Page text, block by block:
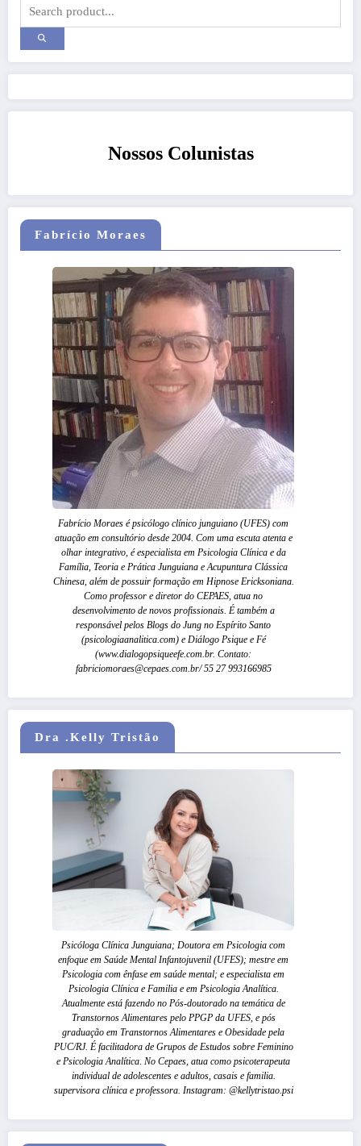
Nossos Colunistas
Fabrício Moraes
Fabrício Moraes é psicólogo clínico junguiano (UFES) com
atuação em consultório desde 2004. Com uma escuta atenta e
olhar integrativo, é especialista em Psicologia Clínica e da
Família, Teoria e Prática Junguiana e Acupuntura Clássica
Chinesa, além de possuir formação em Hipnose Ericksoniana.
Como professor e diretor do CEPAES, atua no
desenvolvimento de novos profissionais. É também a
responsável pelos Blogs do Jung no Espírito Santo
(psicologiaanalitica.com) e Diálogo Psique e Fé
(www.dialogopsiqueefe.com.br. Contato:
fabriciomoraes@cepaes.com.br/ 55 27 993166985
Dra .Kelly Tristão
Psicóloga Clínica Junguiana; Doutora em Psicologia com
enfoque em Saúde Mental Infantojuvenil (UFES); mestre em
Psicologia com ênfase em saúde mental; e especialista em
Psicologia Clínica e Familia e em Psicologia Analítica.
Atualmente está fazendo no Pós-doutorado na temática de
Transtornos Alimentares pelo PPGP da UFES, e pós
graduação em Transtornos Alimentares e Obesidade pela
PUC/RJ. É facilitadora de Grupos de Estudos sobre Feminino
e Psicologia Analítica. No Cepaes, atua como psicoterapeuta
individual de adolescentes e adultos, casais e familia.
supervisora clínica e professora. Instagram: @kellytristao.psi